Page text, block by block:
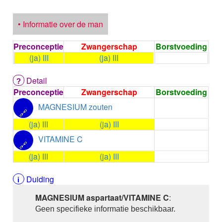
ALPRAZOLAM
ALPROSTADIL
ALPROSTADIL IV
ALTEPLASE
ALTIZIDE
ALUMINIUM OXIDE
ALUMINIUM OXIDE / MAGNESIUM HYDROXYDE
ALVERINE citraat
ALVERINE/SIMETICON
AMBRISENTAN
AMBROXOL HCl buccaal
AMBROXOL HCl oraal
AMFOTERICINE B
AMIKACINE inhalatie
AMIKACINE parenteraal
AMILORIDE
AMINOLEVULINEZUUR
5-Aminolevulinezuur
• Informatie over de man
Preconceptie
Zwangerschap
Borstvoeding
(ja) III
(ja) III
Detail
Preconceptie
Zwangerschap
Borstvoeding
🔗
MAGNESIUM zouten
(ja) III
(ja) III
🔗
VITAMINE C
(ja) III
(ja) III
Duiding
MAGNESIUM aspartaat/VITAMINE C:
Geen specifieke informatie beschikbaar.